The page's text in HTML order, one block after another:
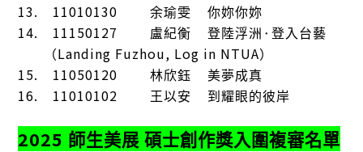
13. 11010130余瑜雯 你妳你妳
14. 11150127 盧紀衡 登陸浮洲 ⬝登入台藝
（Landing Fuzhou, Log in NTUA）
15. 11050120林欣鈺 美夢成真
16. 11010102 王以安 到耀眼的彼岸
2025 師生美展 碩士創作獎入圍複審名單